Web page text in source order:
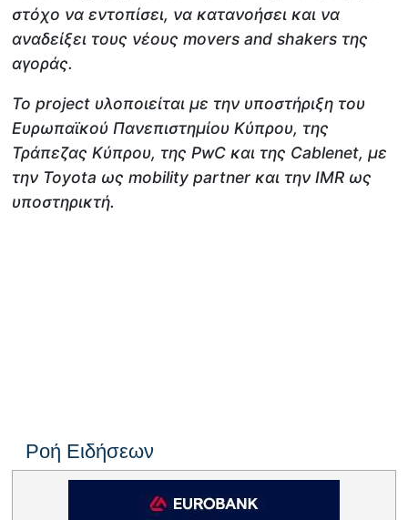
στόχο να εντοπίσει, να κατανοήσει και να
αναδείξει τους νέους movers and shakers της
αγοράς.
Το project υλοποιείται με την υποστήριξη του
Ευρωπαϊκού Πανεπιστημίου Κύπρου, της
Τράπεζας Κύπρου, της PwC και της Cablenet, με
την Toyota ως mobility partner και την IMR ως
υποστηρικτή.
Ροή Ειδήσεων